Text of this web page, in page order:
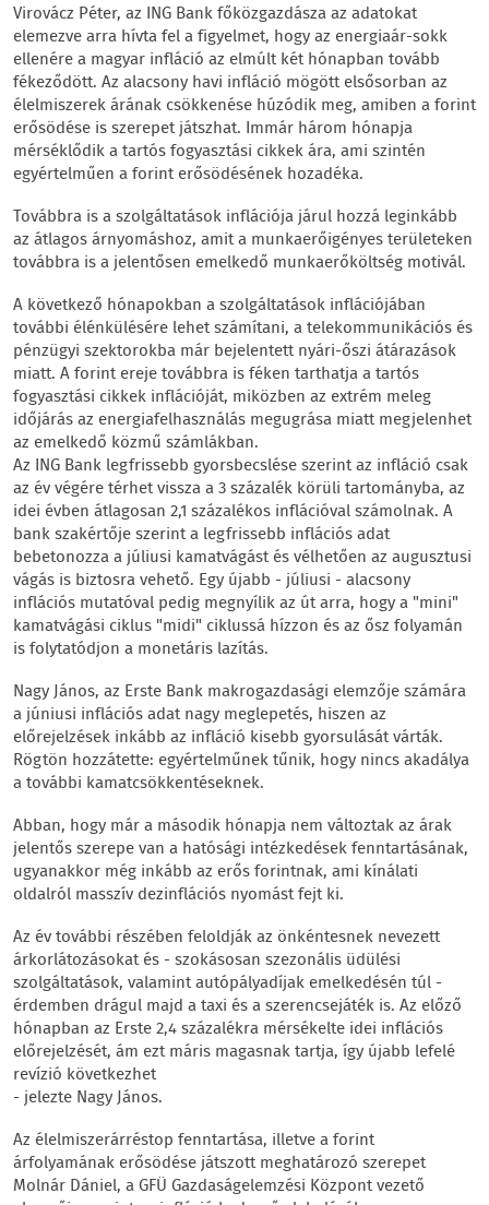
Virovácz Péter, az ING Bank főközgazdásza az adatokat
elemezve arra hívta fel a figyelmet, hogy az energiaár-sokk
ellenére a magyar infláció az elmúlt két hónapban tovább
fékeződött. Az alacsony havi infláció mögött elsősorban az
élelmiszerek árának csökkenése húzódik meg, amiben a forint
erősödése is szerepet játszhat. Immár három hónapja
mérséklődik a tartós fogyasztási cikkek ára, ami szintén
egyértelműen a forint erősödésének hozadéka.
Továbbra is a szolgáltatások inflációja járul hozzá leginkább
az átlagos árnyomáshoz, amit a munkaerőigényes területeken
továbbra is a jelentősen emelkedő munkaerőköltség motivál.
A következő hónapokban a szolgáltatások inflációjában
további élénkülésére lehet számítani, a telekommunikációs és
pénzügyi szektorokba már bejelentett nyári-őszi átárazások
miatt. A forint ereje továbbra is féken tarthatja a tartós
fogyasztási cikkek inflációját, miközben az extrém meleg
időjárás az energiafelhasználás megugrása miatt megjelenhet
az emelkedő közmű számlákban.
Az ING Bank legfrissebb gyorsbecslése szerint az infláció csak
az év végére térhet vissza a 3 százalék körüli tartományba, az
idei évben átlagosan 2,1 százalékos inflációval számolnak. A
bank szakértője szerint a legfrissebb inflációs adat
bebetonozza a júliusi kamatvágást és vélhetően az augusztusi
vágás is biztosra vehető. Egy újabb - júliusi - alacsony
inflációs mutatóval pedig megnyílik az út arra, hogy a "mini"
kamatvágási ciklus "midi" ciklussá hízzon és az ősz folyamán
is folytatódjon a monetáris lazítás.
Nagy János, az Erste Bank makrogazdasági elemzője számára
a júniusi inflációs adat nagy meglepetés, hiszen az
előrejelzések inkább az infláció kisebb gyorsulását várták.
Rögtön hozzátette: egyértelműnek tűnik, hogy nincs akadálya
a további kamatcsökkentéseknek.
Abban, hogy már a második hónapja nem változtak az árak
jelentős szerepe van a hatósági intézkedések fenntartásának,
ugyanakkor még inkább az erős forintnak, ami kínálati
oldalról masszív dezinflációs nyomást fejt ki.
Az év további részében feloldják az önkéntesnek nevezett
árkorlátozásokat és - szokásosan szezonális üdülési
szolgáltatások, valamint autópályadíjak emelkedésén túl -
érdemben drágul majd a taxi és a szerencsejáték is. Az előző
hónapban az Erste 2,4 százalékra mérsékelte idei inflációs
előrejelzését, ám ezt máris magasnak tartja, így újabb lefelé
revízió következhet
- jelezte Nagy János.
Az élelmiszerárréstop fenntartása, illetve a forint
árfolyamának erősödése játszott meghatározó szerepet
Molnár Dániel, a GFÜ Gazdaságelemzési Központ vezető